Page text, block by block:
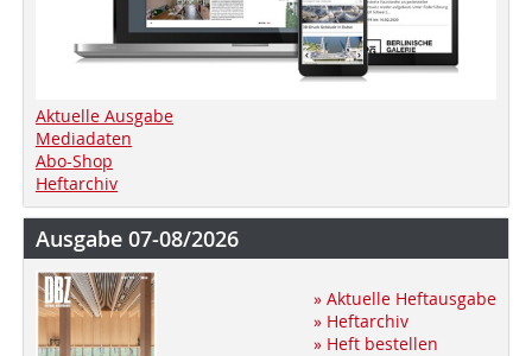
Aktuelle Ausgabe
Mediadaten
Abo-Shop
Heftarchiv
Ausgabe 07-08/2026
» Aktuelle Heftausgabe
» Heftarchiv
» Heft bestellen